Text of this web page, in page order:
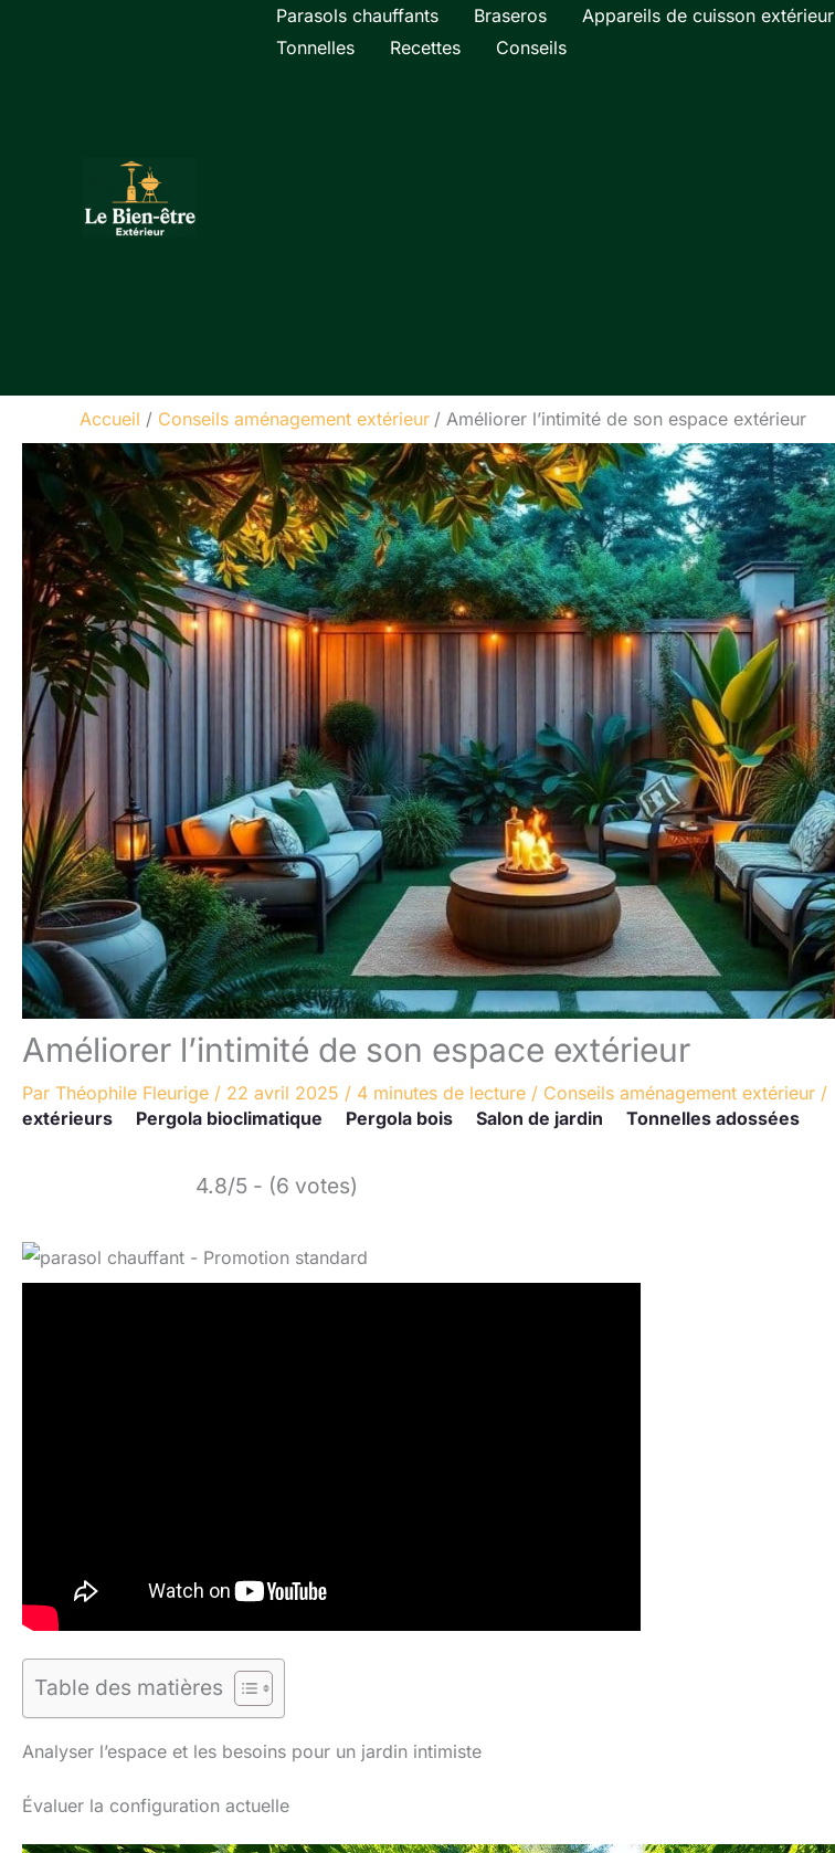
Parasols chauffants Braseros Appareils de cuisson extérieur
Tonnelles
Recettes Conseils
Accueil Conseils aménagement extérieur Améliorer l’intimité de son espace extérieur
Améliorer l’intimité de son espace extérieur
Par Théophile Fleurige / 22 avril 2025 / 4 minutes de lecture / Conseils aménagement extérieur /
extérieurs
Pergola bioclimatique Pergola bois Salon de jardin Tonnelles adossées
4.8/5 - (6 votes)
Table des matières
Analyser l’espace et les besoins pour un jardin intimiste
Évaluer la configuration actuelle